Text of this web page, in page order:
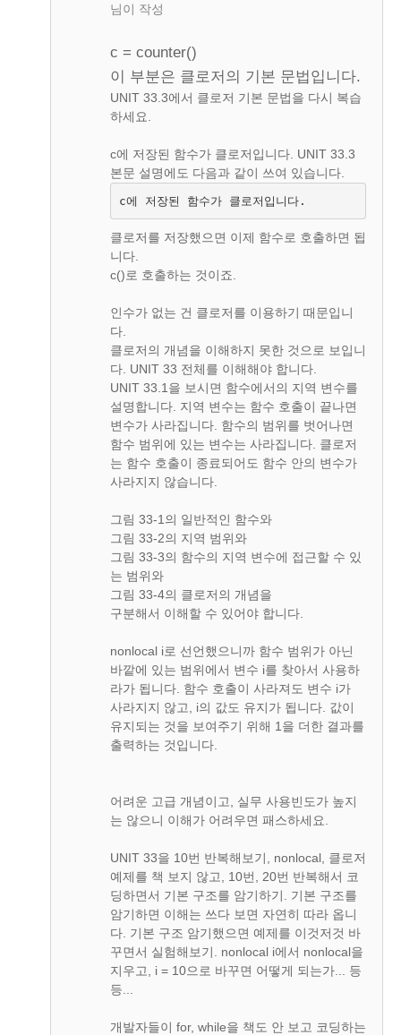
님이 작성
c = counter()
이 부분은 클로저의 기본 문법입니다.
UNIT 33.3에서 클로저 기본 문법을 다시 복습
하세요.
c에 저장된 함수가 클로저입니다. UNIT 33.3
본문 설명에도 다음과 같이 쓰여 있습니다.
c에 저장된 함수가 클로저입니다.
클로저를 저장했으면 이제 함수로 호출하면 됩
니다.
c()로 호출하는 것이죠.
인수가 없는 건 클로저를 이용하기 때문입니
다.
클로저의 개념을 이해하지 못한 것으로 보입니
다. UNIT 33 전체를 이해해야 합니다.
UNIT 33.1을 보시면 함수에서의 지역 변수를
설명합니다. 지역 변수는 함수 호출이 끝나면
변수가 사라집니다. 함수의 범위를 벗어나면
함수 범위에 있는 변수는 사라집니다. 클로저
는 함수 호출이 종료되어도 함수 안의 변수가
사라지지 않습니다.
그림 33-1의 일반적인 함수와
그림 33-2의 지역 범위와
그림 33-3의 함수의 지역 변수에 접근할 수 있
는 범위와
그림 33-4의 클로저의 개념을
구분해서 이해할 수 있어야 합니다.
nonlocal i로 선언했으니까 함수 범위가 아닌
바깥에 있는 범위에서 변수 i를 찾아서 사용하
라가 됩니다. 함수 호출이 사라져도 변수 i가
사라지지 않고, i의 값도 유지가 됩니다. 값이
유지되는 것을 보여주기 위해 1을 더한 결과를
출력하는 것입니다.
어려운 고급 개념이고, 실무 사용빈도가 높지
는 않으니 이해가 어려우면 패스하세요.
UNIT 33을 10번 반복해보기, nonlocal, 클로저
예제를 책 보지 않고, 10번, 20번 반복해서 코
딩하면서 기본 구조를 암기하기. 기본 구조를
암기하면 이해는 쓰다 보면 자연히 따라 옵니
다. 기본 구조 암기했으면 예제를 이것저것 바
꾸면서 실험해보기. nonlocal i에서 nonlocal을
지우고, i = 10으로 바꾸면 어떻게 되는가... 등
등...
개발자들이 for, while을 책도 안 보고 코딩하는